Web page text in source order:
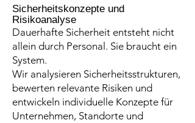
Sicherheitskonzepte und
Risikoanalyse
Dauerhafte Sicherheit entsteht nicht
allein durch Personal. Sie braucht ein
System.
Wir analysieren Sicherheitsstrukturen,
bewerten relevante Risiken und
entwickeln individuelle Konzepte für
Unternehmen, Standorte und